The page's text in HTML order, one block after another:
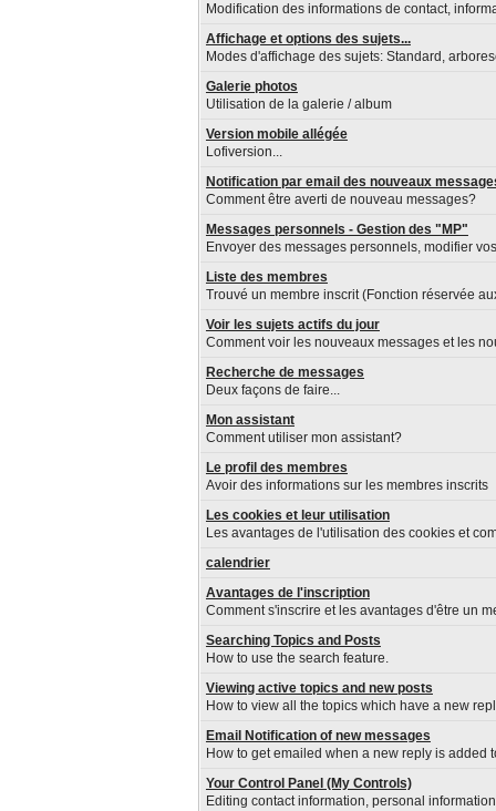
Modification des informations de contact,
Affichage et options des sujets...
Modes d'affichage des sujets: Standard,
Galerie photos
Utilisation de la galerie / album
Version mobile allégée
Lofiversion...
Notification par email des nouveaux
Comment être averti de nouveau messages?
Messages personnels - Gestion des "MP"
Envoyer des messages personnels, modifier
Liste des membres
Trouvé un membre inscrit (Fonction réservée
Voir les sujets actifs du jour
Comment voir les nouveaux messages et les
Recherche de messages
Deux façons de faire...
Mon assistant
Comment utiliser mon assistant?
Le profil des membres
Avoir des informations sur les membres inscrits
Les cookies et leur utilisation
Les avantages de l'utilisation des cookies et
calendrier
Avantages de l'inscription
Comment s'inscrire et les avantages d'être un
Searching Topics and Posts
How to use the search feature.
Viewing active topics and new posts
How to view all the topics which have a new
Email Notification of new messages
How to get emailed when a new reply is added
Your Control Panel (My Controls)
Editing contact information, personal